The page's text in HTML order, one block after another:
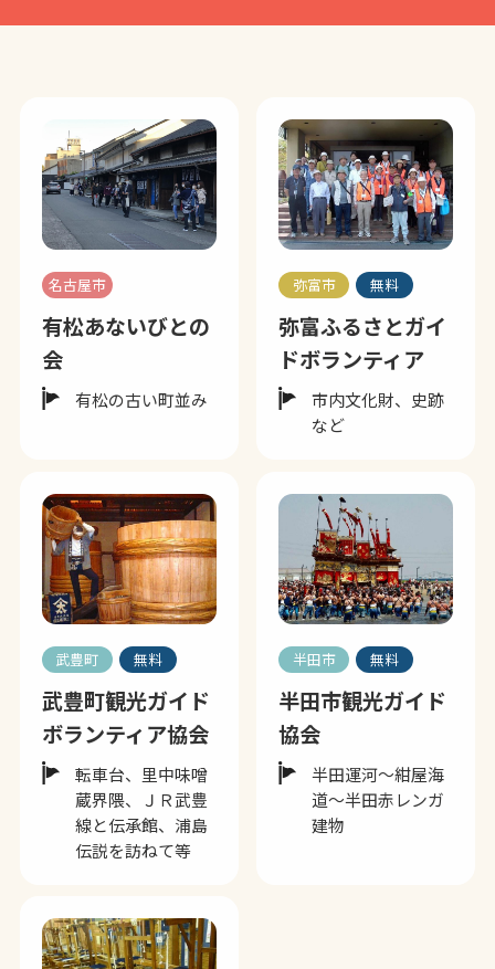
名古屋市
有松あないびとの
会
有松の古い町並み
弥富市 無料
弥富ふるさとガイ
ドボランティア
市内文化財、史跡
など
武豊町 無料
武豊町観光ガイド
ボランティア協会
転車台、里中味噌
蔵界隈、ＪＲ武豊
線と伝承館、浦島
伝説を訪ねて等
半田市 無料
半田市観光ガイド
協会
半田運河～紺屋海
道～半田赤レンガ
建物